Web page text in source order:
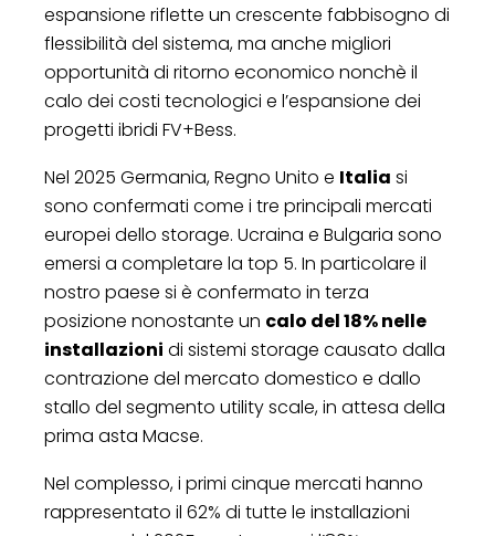
espansione riflette un crescente fabbisogno di
flessibilità del sistema, ma anche migliori
opportunità di ritorno economico nonchè il
calo dei costi tecnologici e l’espansione dei
progetti ibridi FV+Bess.
Nel 2025 Germania, Regno Unito e Italia si
sono confermati come i tre principali mercati
europei dello storage. Ucraina e Bulgaria sono
emersi a completare la top 5. In particolare il
nostro paese si è confermato in terza
posizione nonostante un calo del 18% nelle
installazioni di sistemi storage causato dalla
contrazione del mercato domestico e dallo
stallo del segmento utility scale, in attesa della
prima asta Macse.
Nel complesso, i primi cinque mercati hanno
rappresentato il 62% di tutte le installazioni